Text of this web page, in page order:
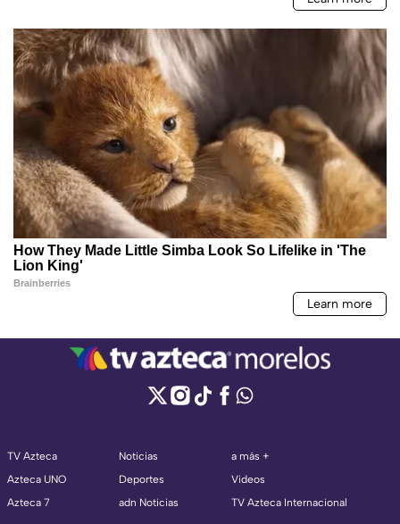
TV Azteca
Azteca UNO
Azteca 7
Noticias
Deportes
adn Noticias
a más +
Videos
TV Azteca Internacional